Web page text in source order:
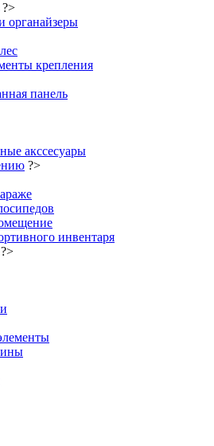
?>
органайзеры
крепления
панель
акссесуары
?>
инвентаря
?>